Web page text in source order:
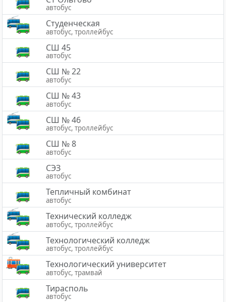
автобус
Студенческая
автобус, троллейбус
СШ 45
автобус
СШ № 22
автобус
СШ № 43
автобус
СШ № 46
автобус, троллейбус
СШ № 8
автобус
СЭЗ
автобус
Тепличный комбинат
автобус
Технический колледж
автобус, троллейбус
Технологический колледж
автобус, троллейбус
Технологический университет
автобус, трамвай
Тирасполь
автобус